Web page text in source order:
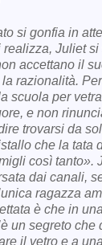
si gonfia in
Juliet
accettano il
razionalità.
scuola per
e non
trovarsi da
che la tata
così tanto».
dai canali,
ragazza
è che in
un segreto
il vetro e a